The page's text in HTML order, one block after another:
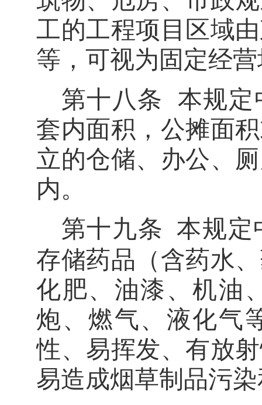
工的工程项目区域
等，可视为固定经
第十八条
本规定
套内面积，公摊面
立的仓储、办公、
内。
第十九条 本规定
存储药品 （含药水
化肥、油漆、机油
炮、燃气、液化气
性、易挥发、有放
易造成烟草制品污